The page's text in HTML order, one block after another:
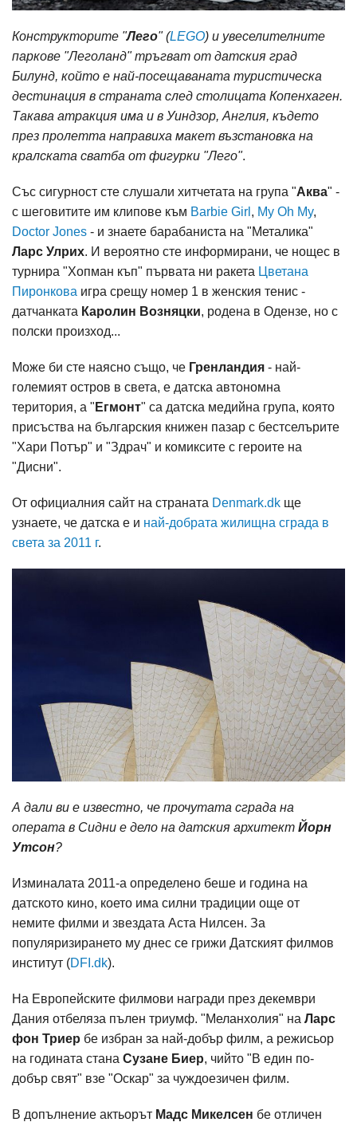
Конструкторите "Лего" (LEGO) и увеселителните
паркове "Леголанд" тръгват от датския град
Билунд, който е най-посещаваната туристическа
дестинация в страната след столицата Копенхаген.
Такава атракция има и в Уиндзор, Англия, където
през пролетта направиха макет възстановка на
кралската сватба от фигурки "Лего".
Със сигурност сте слушали хитчетата на група "Аква" -
с шеговитите им клипове към Barbie Girl , My Oh My,
Doctor Jones - и знаете барабаниста на "Металика"
Ларс Улрих. И вероятно сте информирани, че нощес в
турнира "Хопман къп" първата ни ракета Цветана
Пиронкова игра срещу номер 1 в женския тенис -
датчанката Каролин Возняцки, родена в Одензе, но с
полски произход...
Може би сте наясно също, че Гренландия - най-
големият остров в света, е датска автономна
територия, а " Егмонт" са датска медийна група, която
присъства на българския книжен пазар с бестселърите
"Хари Потър" и "Здрач" и комиксите с героите на
"Дисни".
От официалния сайт на страната Denmark.dk ще
узнаете, че датска е и най-добрата жилищна сграда в
света за 2011 г.
А дали ви е известно, че прочутата сграда на
операта в Сидни е дело на датския архитект Йорн
Утсон?
Изминалата 2011-а определено беше и година на
датското кино, което има силни традиции още от
немите филми и звездата Аста Нилсен. За
популяризирането му днес се грижи Датският филмов
институт (DFI.dk).
На Европейските филмови награди през декември
Дания отбеляза пълен триумф. "Меланхолия" на Ларс
фон Триер бе избран за най-добър филм, а режисьор
на годината стана Сузане Биер, чийто "В един по-
добър свят" взе "Оскар" за чуждоезичен филм.
В допълнение актьорът Мадс Микелсен бе отличен